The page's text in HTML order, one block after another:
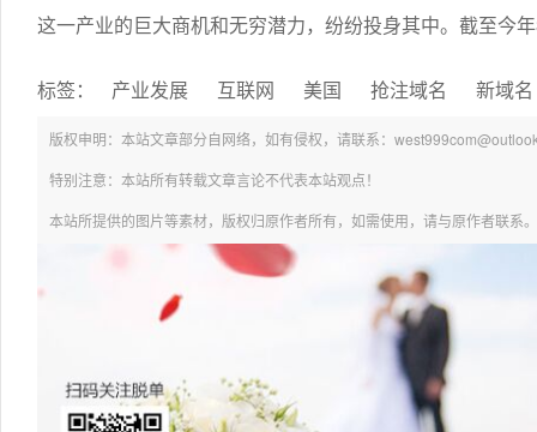
这一产业的巨大商机和无穷潜力，纷纷投身其中。截至今
标签： 产业发展 互联网 美国 抢注域名 新域名
版权申明：本站文章部分自网络，如有侵权，请联系：
特别注意：本站所有转载文章言论不代表本站观点！
本站所提供的图片等素材，版权归原作者所有，如需使用，请与原作者联系。